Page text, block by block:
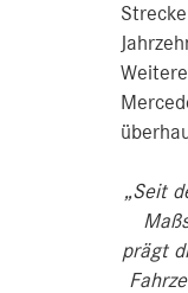
„Seit
prägt